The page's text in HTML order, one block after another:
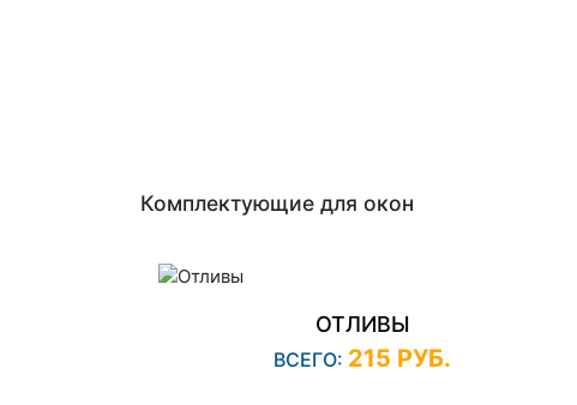
Комплектующие для окон
ОТЛИВЫ
ВСЕГО: 215 РУБ.